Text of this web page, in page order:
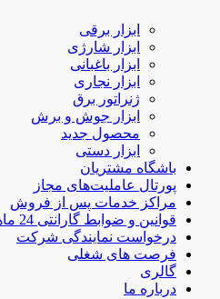
ابزار برقی
ابزار شارژی
ابزار باغبانی
ابزار نجاری
ژنراتور برق
ابزار جوش و برش
محصول جدید
ابزار دستی
باشگاه مشتریان
پورتال عاملیت‌های مجاز
مراکز خدمات پس از فروش
قوانین و ضوابط گارانتی 24 ماهه
درخواست نمایندگی شرکت
فرصت های شغلی
گالری
درباره ما